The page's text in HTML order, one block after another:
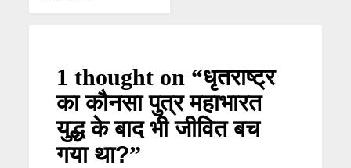
1 thought on “धृतराष्ट्र
का कौनसा पुत्र महाभारत
युद्ध के बाद भी जीवित बच
गया था?”